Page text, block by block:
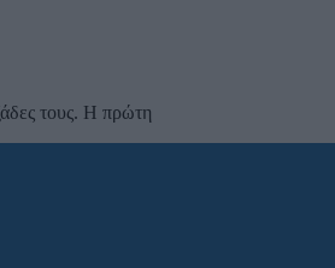
τους. Η πρώτη